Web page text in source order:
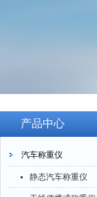
产品中心
汽车称重仪
静态汽车称重仪